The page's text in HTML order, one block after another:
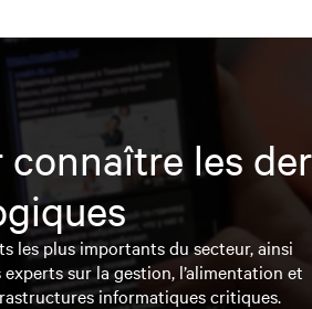
les
les plus importants du secteur, ainsi
sur la gestion, l’alimentation et
informatiques critiques.